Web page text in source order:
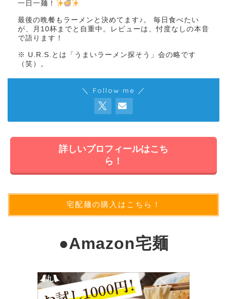
一日一麺！
最後の晩餐もラーメンと決めてます♪。 毎日食べたい
が、月10杯までと自重中。レビューは、忖度なしの本音
で語ります！
※ U.R.S.とは「うまいラーメン探そう」会の略です
（笑）。
＼ Follow me ／
詳しいプロフィールはこち
ら！
宅配麺の購入はこちら！
●Amazon宅麺